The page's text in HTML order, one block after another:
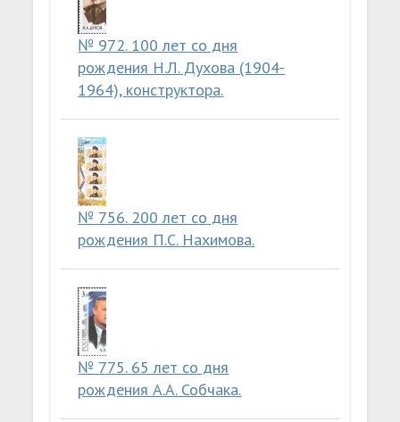
№ 972. 100 лет со дня
рождения Н.Л. Духова (1904-
1964), конструктора.
№ 756. 200 лет со дня
рождения П.С. Нахимова.
№ 775. 65 лет со дня
рождения А.А. Собчака.